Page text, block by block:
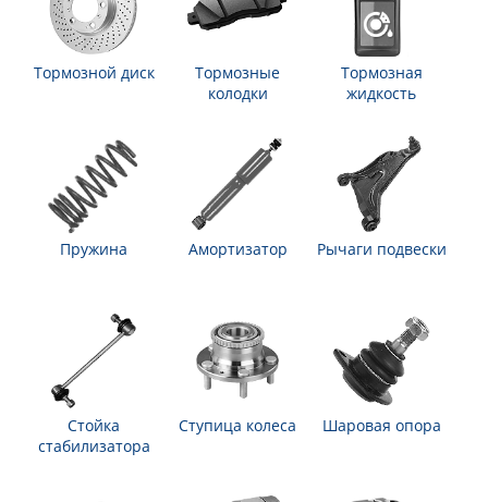
Тормозной диск
Тормозные
колодки
Тормозная
жидкость
Пружина Амортизатор Рычаги подвески
Стойка
стабилизатора
Ступица колеса Шаровая опора